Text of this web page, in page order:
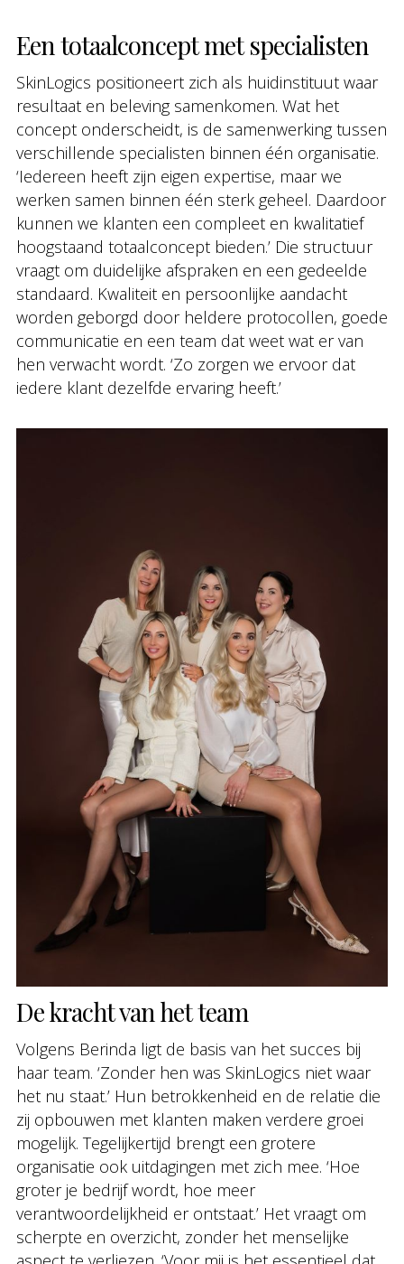
Een totaalconcept met specialisten
SkinLogics positioneert zich als huidinstituut waar
resultaat en beleving samenkomen. Wat het
concept onderscheidt, is de samenwerking tussen
verschillende specialisten binnen één organisatie.
‘Iedereen heeft zijn eigen expertise, maar we
werken samen binnen één sterk geheel. Daardoor
kunnen we klanten een compleet en kwalitatief
hoogstaand totaalconcept bieden.’ Die structuur
vraagt om duidelijke afspraken en een gedeelde
standaard. Kwaliteit en persoonlijke aandacht
worden geborgd door heldere protocollen, goede
communicatie en een team dat weet wat er van
hen verwacht wordt. ‘Zo zorgen we ervoor dat
iedere klant dezelfde ervaring heeft.’
De kracht van het team
Volgens Berinda ligt de basis van het succes bij
haar team. ‘Zonder hen was SkinLogics niet waar
het nu staat.’ Hun betrokkenheid en de relatie die
zij opbouwen met klanten maken verdere groei
mogelijk. Tegelijkertijd brengt een grotere
organisatie ook uitdagingen met zich mee. ‘Hoe
groter je bedrijf wordt, hoe meer
verantwoordelijkheid er ontstaat.’ Het vraagt om
scherpte en overzicht, zonder het menselijke